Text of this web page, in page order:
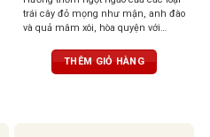
trái cây đỏ mọng như mận, anh đào
và quả mâm xôi, hòa quyện với
vị và vani. Vị chát mềm mại, tròn
trịa, cân bằng hoàn hảo với vị chua
THÊM GIỎ HÀNG